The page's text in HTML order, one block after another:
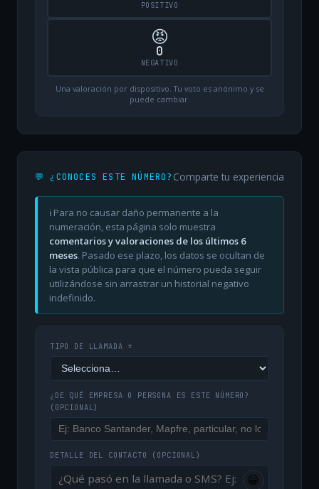
POSITIVO
😡
0
NEGATIVO
Una valoración por dispositivo. Tu voto es anónimo y se
puede cambiar.
💬 ¿CONOCES ESTE NÚMERO? Comparte tu experiencia
ℹ️ Para no causar daño permanente a la
numeración, esta página solo muestra
comentarios y valoraciones de los últimos 6
meses. Pasado ese plazo, los datos se ocultan de
la vista pública para que el número pueda seguir
utilizándose sin arrastrar un historial negativo
indefinido.
TIPO DE LLAMADA *
¿DE QUÉ EMPRESA O PERSONA ES ESTE NÚMERO?
(OPCIONAL)
DETALLE DEL CONTACTO (OPCIONAL)
😀